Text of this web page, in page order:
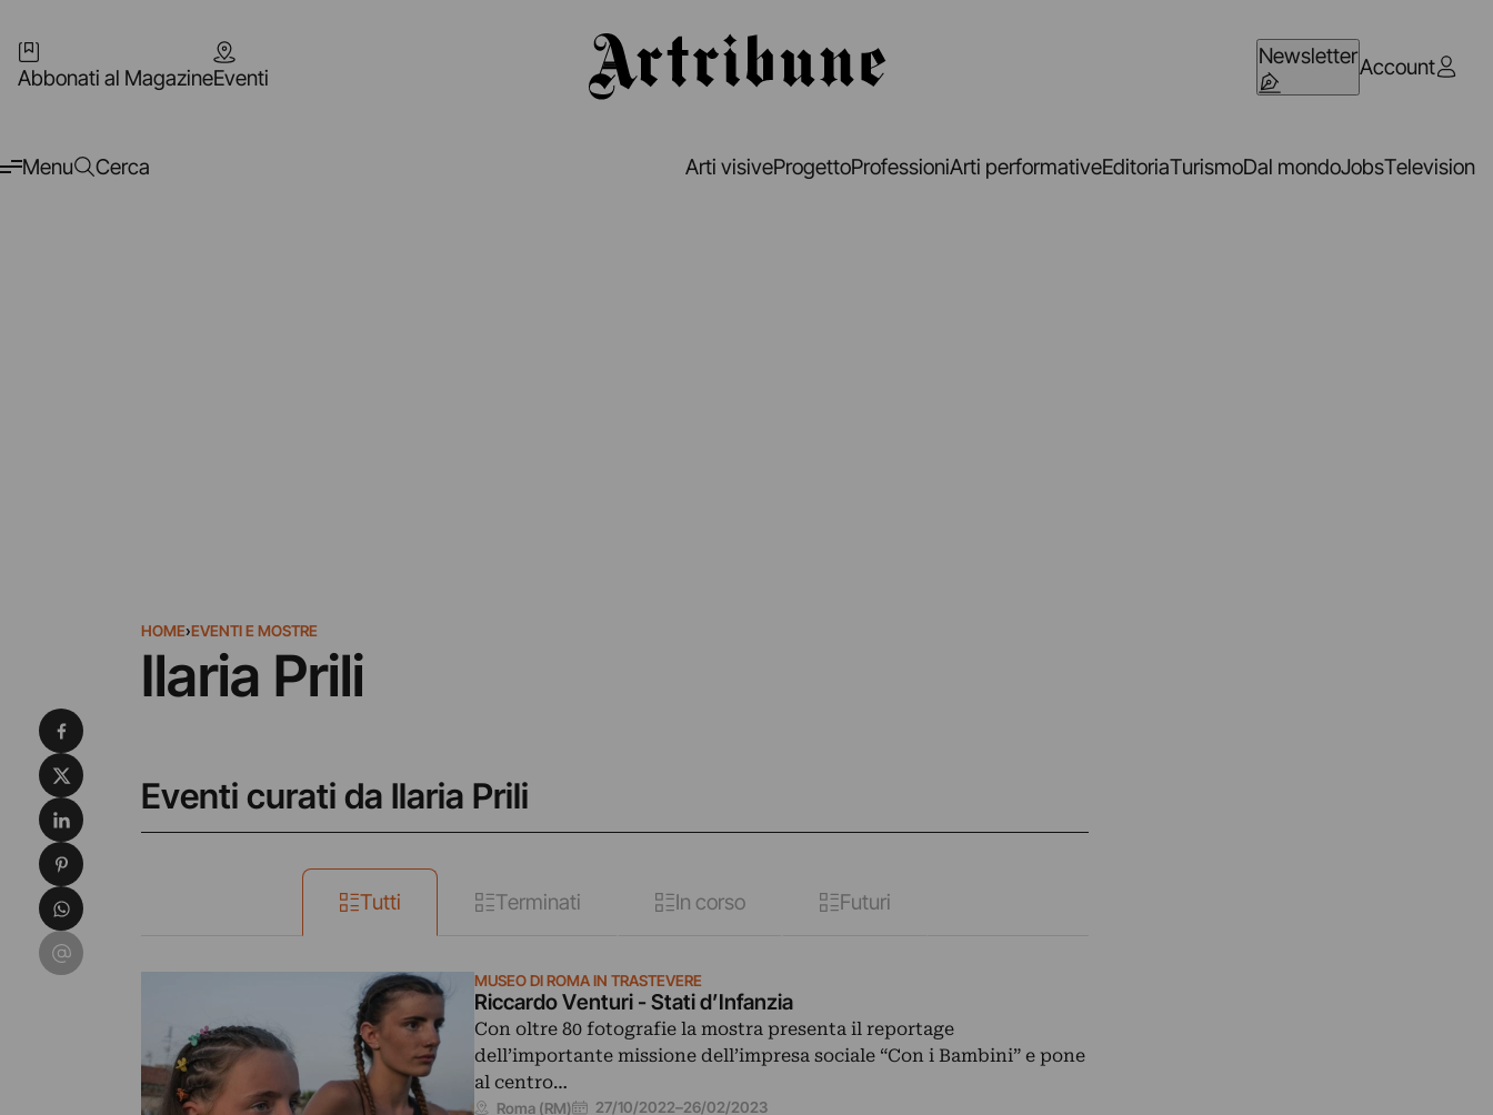
Abbonati al MagazineEventi
NewsletterAccount
Menu Cerca Arti visiveProgettoProfessioniArti performativeEditoriaTurismoDal mondoJobsTelevision
HOME›EVENTI E MOSTRE
Ilaria Prili
Eventi curati da Ilaria Prili
Tutti Terminati In corso Futuri
MUSEO DI ROMA IN TRASTEVERE
Riccardo Venturi - Stati d’Infanzia
Con oltre 80 fotografie la mostra presenta il reportage
dell’importante missione dell’impresa sociale “Con i Bambini” e pone
al centro…
Roma (RM) 27/10/2022–26/02/2023
Condividi su Facebook
Condividi su X
Condividi su LinkedIn
Condividi su Pinterest
Condividi su WhatsApp
Condividi su Email